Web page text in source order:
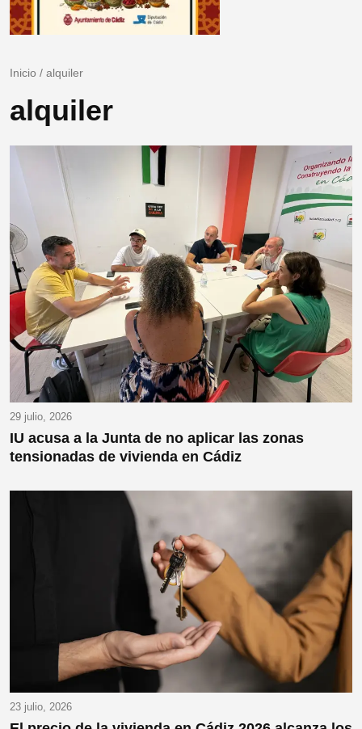
Inicio / alquiler
alquiler
29 julio, 2026
IU acusa a la Junta de no aplicar las zonas
tensionadas de vivienda en Cádiz
23 julio, 2026